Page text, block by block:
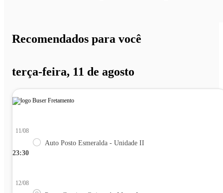
Recomendados para você
terça-feira, 11 de agosto
23:30
11/08
Auto Posto Esmeralda - Unidade II
12/08